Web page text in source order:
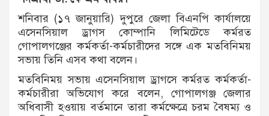
শনিবার (১৭ জানুয়ারি) দুপুরে জেলা বিএনপি কার্যালয়ে
এসেনসিয়াল ড্রাগস কোম্পানি লিমিটেডে কর্মরত
গোপালগঞ্জের কর্মকর্তা-কর্মচারীদের সঙ্গে এক মতবিনিময়
সভায় তিনি এসব কথা বলেন।
মতবিনিময় সভায় এসেনসিয়াল ড্রাগসে কর্মরত কর্মকর্তা-
কর্মচারীরা অভিযোগ করে বলেন, গোপালগঞ্জ জেলার
অধিবাসী হওয়ায় বর্তমানে তারা কর্মক্ষেত্রে চরম বৈষম্য ও